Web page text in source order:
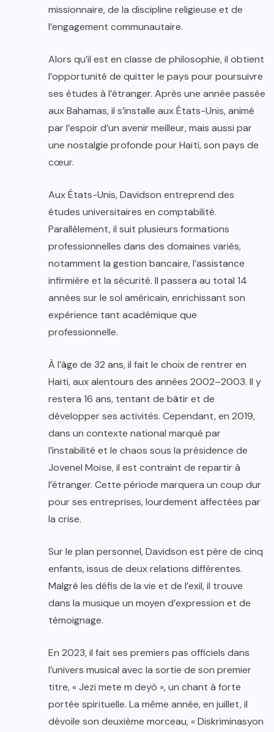
missionnaire, de la discipline religieuse et de
l’engagement communautaire.
Alors qu’il est en classe de philosophie, il obtient
l’opportunité de quitter le pays pour poursuivre
ses études à l’étranger. Après une année passée
aux Bahamas, il s’installe aux États-Unis, animé
par l’espoir d’un avenir meilleur, mais aussi par
une nostalgie profonde pour Haïti, son pays de
cœur.
Aux États-Unis, Davidson entreprend des
études universitaires en comptabilité.
Parallèlement, il suit plusieurs formations
professionnelles dans des domaines variés,
notamment la gestion bancaire, l’assistance
infirmière et la sécurité. Il passera au total 14
années sur le sol américain, enrichissant son
expérience tant académique que
professionnelle.
À l’âge de 32 ans, il fait le choix de rentrer en
Haïti, aux alentours des années 2002–2003. Il y
restera 16 ans, tentant de bâtir et de
développer ses activités. Cependant, en 2019,
dans un contexte national marqué par
l’instabilité et le chaos sous la présidence de
Jovenel Moïse, il est contraint de repartir à
l’étranger. Cette période marquera un coup dur
pour ses entreprises, lourdement affectées par
la crise.
Sur le plan personnel, Davidson est père de cinq
enfants, issus de deux relations différentes.
Malgré les défis de la vie et de l’exil, il trouve
dans la musique un moyen d’expression et de
témoignage.
En 2023, il fait ses premiers pas officiels dans
l’univers musical avec la sortie de son premier
titre, « Jezi mete m deyò », un chant à forte
portée spirituelle. La même année, en juillet, il
dévoile son deuxième morceau, « Diskriminasyon